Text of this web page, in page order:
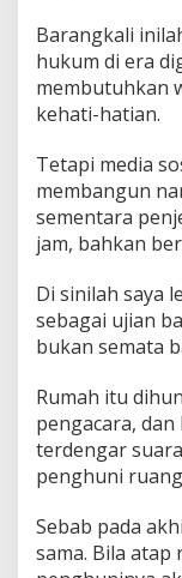
Barangkali
hukum di era
membutuhkan
kehati-hatian.
Tetapi media
membangun
sementara
jam, bahkan
Di sinilah saya
sebagai ujian
bukan semata
Rumah itu
pengacara,
terdengar
penghuni
Sebab pada
sama. Bila atap